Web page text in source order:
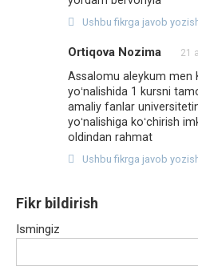
Ushbu fikrga javob
Ortiqova Nozima 21
Assalomu aleykum men
yoʻnalishida 1 kursni
amaliy fanlar
yoʻnalishiga koʻchirish
oldindan rahmat
Ushbu fikrga javob
Fikr bildirish
Ismingiz